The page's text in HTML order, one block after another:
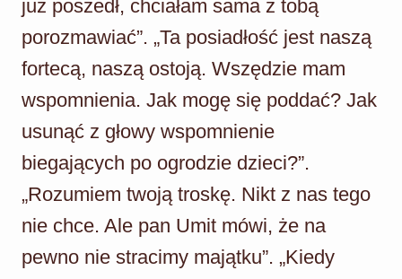
już poszedł, chciałam sama z tobą
porozmawiać”. „Ta posiadłość jest naszą
fortecą, naszą ostoją. Wszędzie mam
wspomnienia. Jak mogę się poddać? Jak
usunąć z głowy wspomnienie
biegających po ogrodzie dzieci?”.
„Rozumiem twoją troskę. Nikt z nas tego
nie chce. Ale pan Umit mówi, że na
pewno nie stracimy majątku”. „Kiedy